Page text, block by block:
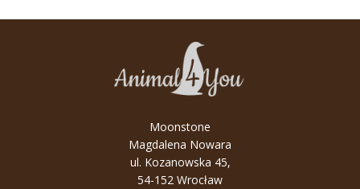
Moonstone
Magdalena Nowara
ul. Kozanowska 45,
54-152 Wrocław